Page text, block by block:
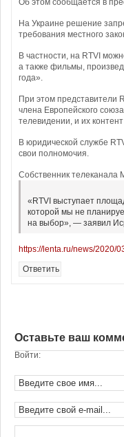
Об этом сообщается в
На Украине решение
требования местного
В частности, на RTVI
а также фильмы,
года».
При этом представители
члена Европейского
телевидении, и их
В юридической службе
свои полномочия.
Собственник
«RTVI выступает
которой мы не
на выбор», — заявил
https://lenta.ru/news/2020/
Ответить
Оставьте ваш
Войти: